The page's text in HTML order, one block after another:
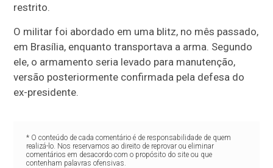
restrito.
O militar foi abordado em uma blitz, no mês passado,
em Brasília, enquanto transportava a arma. Segundo
ele, o armamento seria levado para manutenção,
versão posteriormente confirmada pela defesa do
ex-presidente.
* O conteúdo de cada comentário é de responsabilidade de quem
realizá-lo. Nos reservamos ao direito de reprovar ou eliminar
comentários em desacordo com o propósito do site ou que
contenham palavras ofensivas.